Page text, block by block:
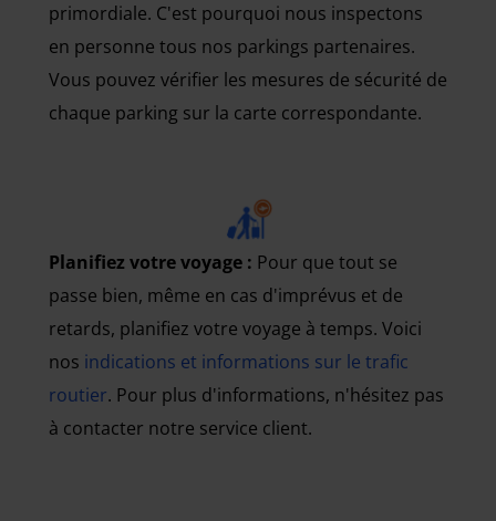
primordiale. C'est pourquoi nous inspectons
en personne tous nos parkings partenaires.
Vous pouvez vérifier les mesures de sécurité de
chaque parking sur la carte correspondante.
Planifiez votre voyage : Pour que tout se
passe bien, même en cas d'imprévus et de
retards, planifiez votre voyage à temps. Voici
nos indications et informations sur le trafic
routier. Pour plus d'informations, n'hésitez pas
à contacter notre service client.